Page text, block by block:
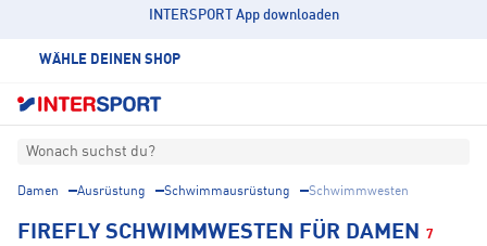
INTERSPORT App downloaden
WÄHLE DEINEN SHOP
Wonach suchst du?
Damen Ausrüstung Schwimmausrüstung Schwimmwesten
FIREFLY SCHWIMMWESTEN FÜR DAMEN 7